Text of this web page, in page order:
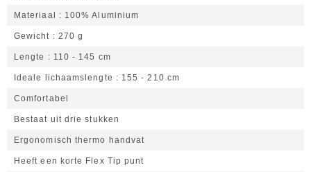
Materiaal 100% Aluminium
Gewicht 270 g
Lengte 110 - 145 cm
Ideale lichaamslengte 155 - 210 cm
Comfortabel
Bestaat uit drie stukken
Ergonomisch thermo handvat
Heeft een korte Flex Tip punt